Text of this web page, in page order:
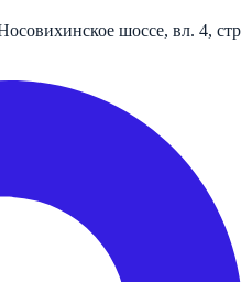
шоссе, вл. 4, стр